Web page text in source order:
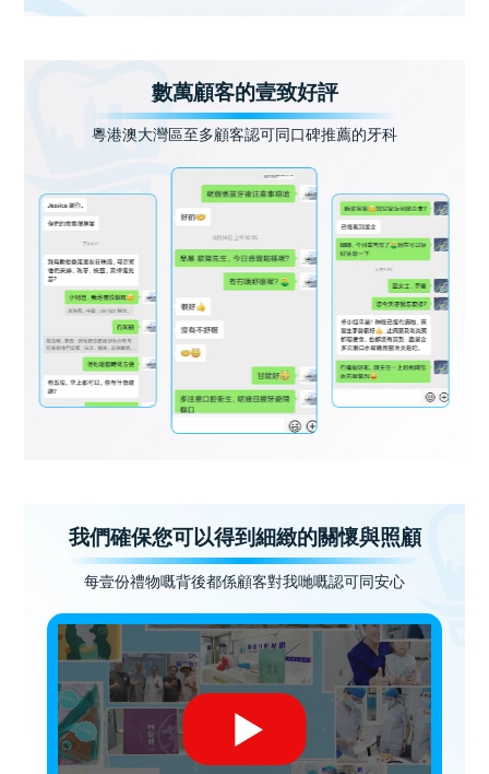
數萬顧客的壹致好評
粵港澳大灣區至多顧客認可同口碑推薦的牙科
我們確保您可以得到細緻的關懷與照顧
每壹份禮物嘅背後都係顧客對我哋嘅認可同安心